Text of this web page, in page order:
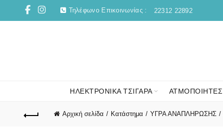
Τηλέφωνο Επικοινωνίας : 22312 22892
ΗΛΕΚΤΡΟΝΙΚΑ ΤΣΙΓΑΡΑ ΑΤΜΟΠΟΙΗΤΕΣ
Αρχική σελίδα Κατάστημα ΥΓΡΑ ΑΝΑΠΛΗΡΩΣΗΣ